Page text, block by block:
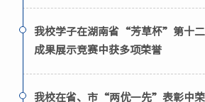
我校学子在湖南省“芳草杯”第十二
成果展示竞赛中获多项荣誉
我校在省、市“两优一先”表彰中